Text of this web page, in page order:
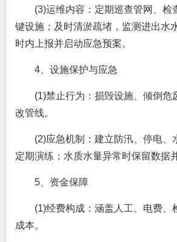
(3)运维内容：定期巡查管网、检
键设施；及时清淤疏堵，监测进出水
时内上报并启动应急预案。
4、设施保护与应急
(1)禁止行为：损毁设施、倾倒危
改管线。
(2)应急机制：建立防汛、停电、
定期演练；水质水量异常时保留数据
5、资金保障
(1)经费构成：涵盖人工、电费、
成本。